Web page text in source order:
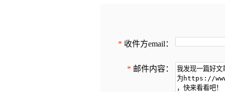
* 收件方email：
* 邮件内容：